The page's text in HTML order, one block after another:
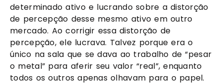
determinado ativo e lucrando sobre a distorção
de percepção desse mesmo ativo em outro
mercado. Ao corrigir essa distorção de
percepção, ele lucrava. Talvez porque era o
único na sala que se dava ao trabalho de “pesar
o metal” para aferir seu valor “real”, enquanto
todos os outros apenas olhavam para o papel.